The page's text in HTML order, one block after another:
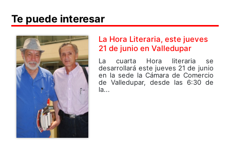
Te puede interesar
La Hora Literaria, este jueves
21 de junio en Valledupar
La cuarta Hora literaria se
desarrollará este jueves 21 de junio
en la sede la Cámara de Comercio
de Valledupar, desde las 6:30 de
la...